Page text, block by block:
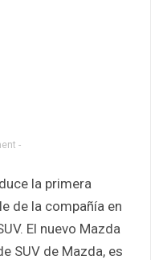
-
la primera
de la compañía en
El nuevo Mazda
SUV de Mazda, es